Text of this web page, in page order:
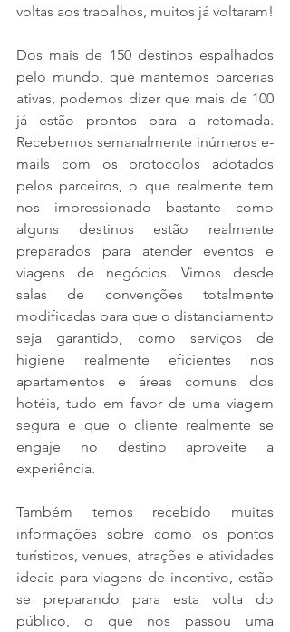
voltas aos trabalhos, muitos já voltaram!
Dos mais de 150 destinos espalhados
pelo mundo, que mantemos parcerias
ativas, podemos dizer que mais de 100
já estão prontos para a retomada.
Recebemos semanalmente inúmeros e-
mails com os protocolos adotados
pelos parceiros, o que realmente tem
nos impressionado bastante como
alguns destinos estão realmente
preparados para atender eventos e
viagens de negócios. Vimos desde
salas de convenções totalmente
modificadas para que o distanciamento
seja garantido, como serviços de
higiene realmente eficientes nos
apartamentos e áreas comuns dos
hotéis, tudo em favor de uma viagem
segura e que o cliente realmente se
engaje no destino aproveite a
experiência.
Também temos recebido muitas
informações sobre como os pontos
turísticos, venues, atrações e atividades
ideais para viagens de incentivo, estão
se preparando para esta volta do
público, o que nos passou uma